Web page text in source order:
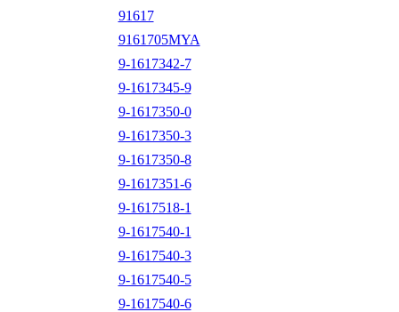
91617
9161705MYA
9-1617342-7
9-1617345-9
9-1617350-0
9-1617350-3
9-1617350-8
9-1617351-6
9-1617518-1
9-1617540-1
9-1617540-3
9-1617540-5
9-1617540-6